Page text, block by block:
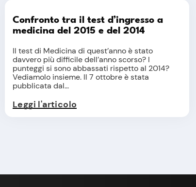
Confronto tra il test d’ingresso a
medicina del 2015 e del 2014
Il test di Medicina di quest’anno è stato
davvero più difficile dell’anno scorso? I
punteggi si sono abbassati rispetto al 2014?
Vediamolo insieme. Il 7 ottobre è stata
pubblicata dal...
Leggi l'articolo